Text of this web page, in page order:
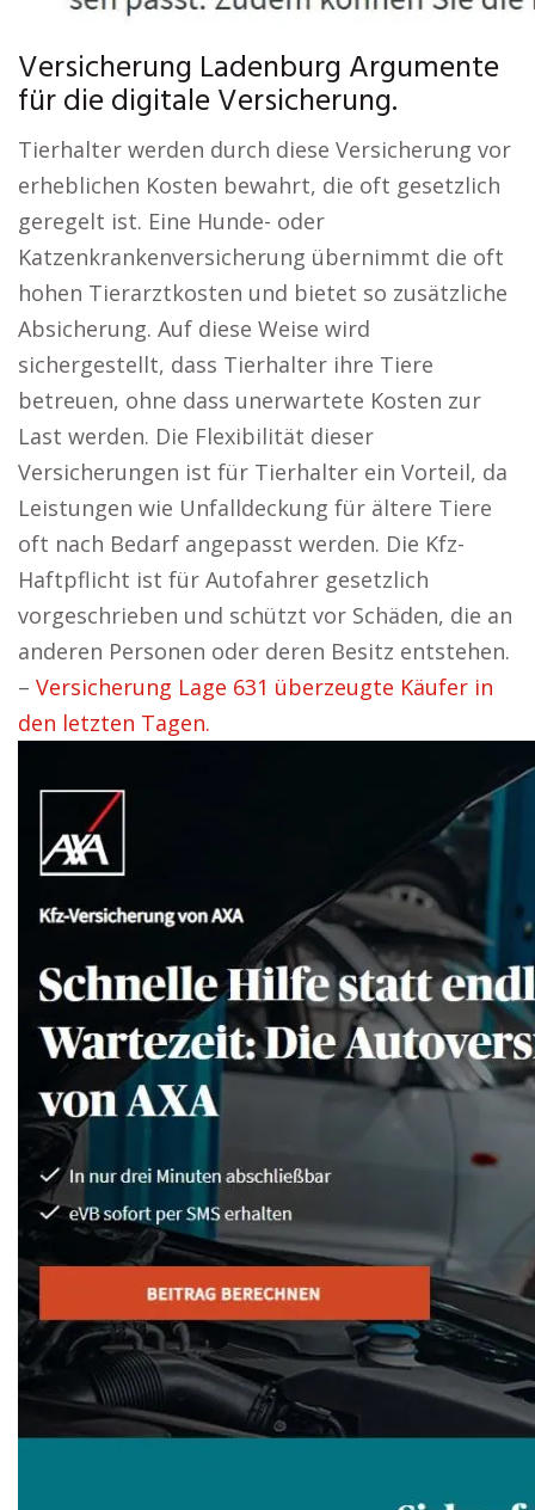
Versicherung Ladenburg Argumente
für die digitale Versicherung.
Tierhalter werden durch diese Versicherung vor
erheblichen Kosten bewahrt, die oft gesetzlich
geregelt ist. Eine Hunde- oder
Katzenkrankenversicherung übernimmt die oft
hohen Tierarztkosten und bietet so zusätzliche
Absicherung. Auf diese Weise wird
sichergestellt, dass Tierhalter ihre Tiere
betreuen, ohne dass unerwartete Kosten zur
Last werden. Die Flexibilität dieser
Versicherungen ist für Tierhalter ein Vorteil, da
Leistungen wie Unfalldeckung für ältere Tiere
oft nach Bedarf angepasst werden. Die Kfz-
Haftpflicht ist für Autofahrer gesetzlich
vorgeschrieben und schützt vor Schäden, die an
anderen Personen oder deren Besitz entstehen.
– Versicherung Lage 631 überzeugte Käufer in
den letzten Tagen.